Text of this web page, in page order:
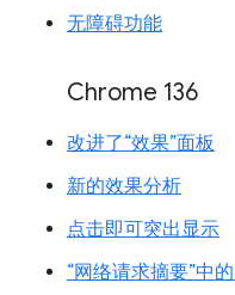
无障碍功能
Chrome 136
改进了“效果”面板
新的效果分析
点击即可突出显示
“网络请求摘要”中